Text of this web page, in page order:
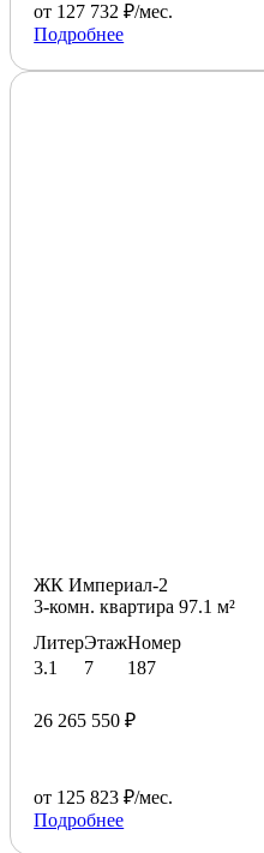
от 127 732 ₽/мес.
Подробнее
ЖК Империал-2
3-комн. квартира 97.1 м²
Литер
3.1
Этаж
7
Номер
187
26 265 550 ₽
от 125 823 ₽/мес.
Подробнее